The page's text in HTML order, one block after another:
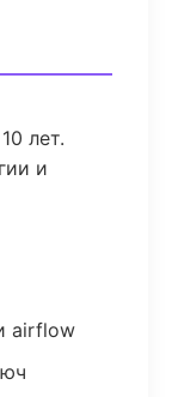
лет.
и
airflow